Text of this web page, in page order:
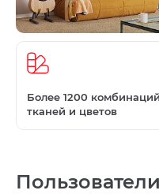
Более 1200 комбинаций
тканей и цветов